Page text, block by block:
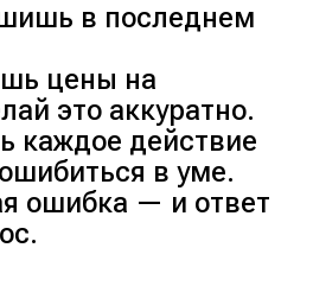
в последнем
цены на
это аккуратно.
каждое действие
в уме.
ошибка — и ответ